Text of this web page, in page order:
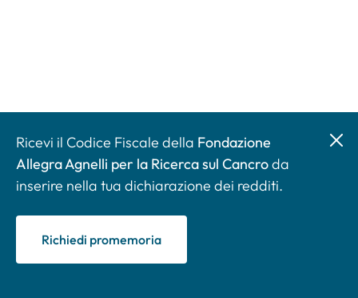
Ricevi il Codice Fiscale della Fondazione
Allegra Agnelli per la Ricerca sul Cancroda
inserire nella tua dichiarazione dei redditi.
Richiedi promemoria